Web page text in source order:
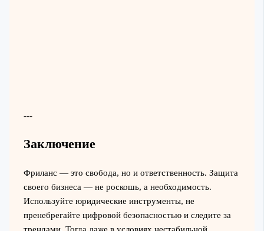
---
Заключение
Фриланс — это свобода, но и ответственность. Защита
своего бизнеса — не роскошь, а необходимость.
Используйте юридические инструменты, не
пренебрегайте цифровой безопасностью и следите за